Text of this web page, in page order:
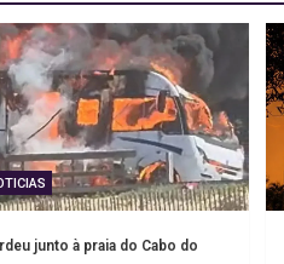
junto à praia do Cabo do